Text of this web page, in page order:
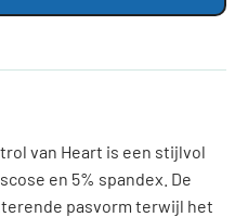
van Heart is een stijlvol
en 5% spandex. De
pasvorm terwijl het